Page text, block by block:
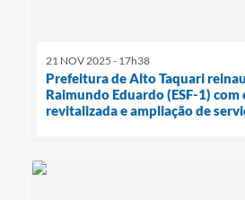
21 NOV 2025 - 17h38
Prefeitura de Alto Taquari
Raimundo Eduardo (ESF-1)
revitalizada e ampliação de